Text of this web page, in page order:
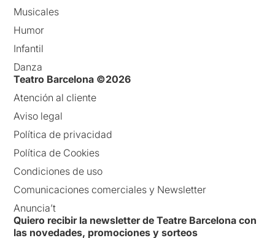
Musicales
Humor
Infantil
Danza
Teatro Barcelona ©2026
Atención al cliente
Aviso legal
Política de privacidad
Política de Cookies
Condiciones de uso
Comunicaciones comerciales y Newsletter
Anuncia’t
Quiero recibir la newsletter de Teatre Barcelona con
las novedades, promociones y sorteos